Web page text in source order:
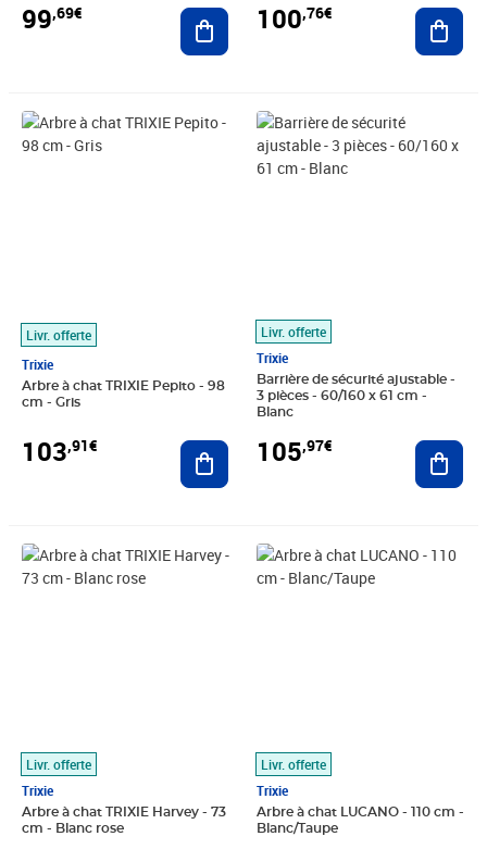
99,69€ Ajouter au panier
100,76€
Livr. offerte
Trixie
Arbre à chat TRIXIE Pepito - 98
cm - Gris
103,91€
Prix 103,91€
Ajouter au panier
Livr. offerte
Trixie
Barrière de sécurité ajustable -
3 pièces - 60/160 x 61 cm -
Blanc
105,97€
Prix 105,97€
Livr. offerte
Trixie
Arbre à chat TRIXIE Harvey - 73
cm - Blanc rose
Prix 114,56€
Livr. offerte
Trixie
Arbre à chat LUCANO - 110 cm -
Blanc/Taupe
Prix 143,33€